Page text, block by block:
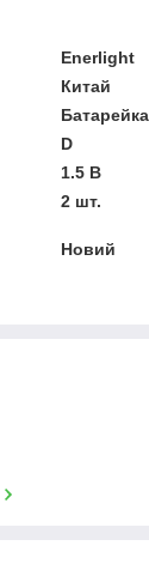
Enerlight
Китай
Батарейка
D
1.5 В
2 шт.
Новий